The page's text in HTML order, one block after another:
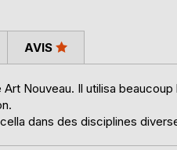
Nouveau. Il utilisa beaucoup
dans des disciplines
AVIS